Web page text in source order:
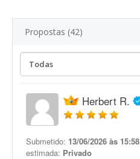
Propostas (42)
Herbert R.
Submetido: 13/06/2026 às 15:58
estimada: Privado